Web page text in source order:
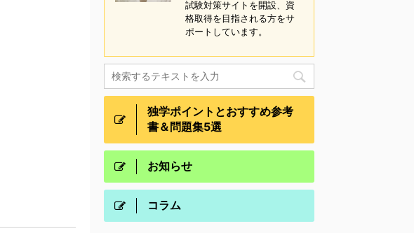
試験対策サイトを開設、資
格取得を目指される方をサ
ポートしています。
独学ポイントとおすすめ参考
書＆問題集5選
お知らせ
コラム